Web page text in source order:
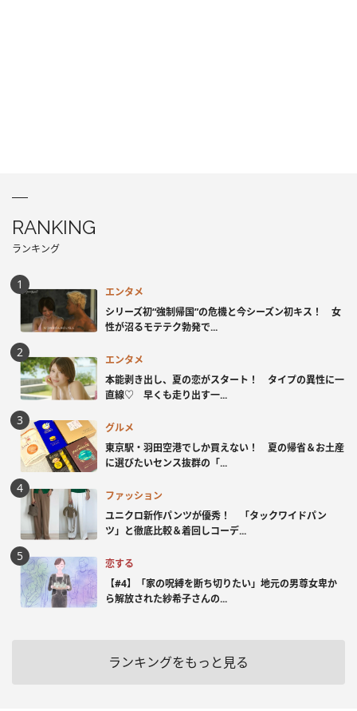
RANKING
ランキング
エンタメ
シリーズ初“強制帰国”の危機と今シーズン初キス！ 女
性が沼るモテテク勃発で...
エンタメ
本能剥き出し、夏の恋がスタート！ タイプの異性に一
直線♡ 早くも走り出す一...
グルメ
東京駅・羽田空港でしか買えない！ 夏の帰省＆お土産
に選びたいセンス抜群の「...
ファッション
ユニクロ新作パンツが優秀！ 「タックワイドパン
ツ」と徹底比較＆着回しコーデ...
恋する
【#4】「家の呪縛を断ち切りたい」地元の男尊女卑か
ら解放された紗希子さんの...
ランキングをもっと見る